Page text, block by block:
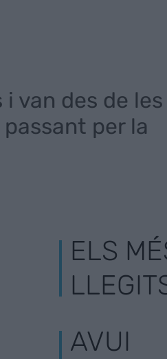
van des de
per la
ELS
AVUI